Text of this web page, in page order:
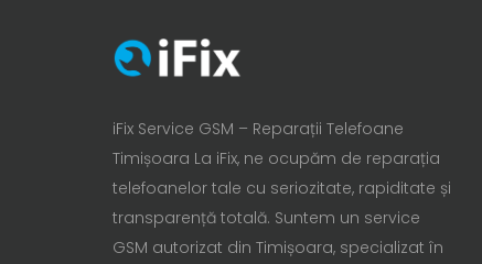
iFix Service GSM – Reparații Telefoane
Timișoara La iFix, ne ocupăm de reparația
telefoanelor tale cu seriozitate, rapiditate și
transparență totală. Suntem un service
GSM autorizat din Timișoara, specializat în